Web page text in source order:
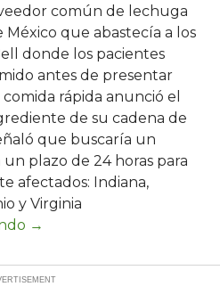
común de lechuga
que abastecía a los
donde los pacientes
antes de presentar
rápida anunció el
de su cadena de
que buscaría un
plazo de 24 horas para
afectados: Indiana,
y Virginia